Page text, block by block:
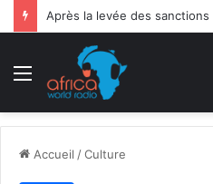
Menu
Accueil /Culture